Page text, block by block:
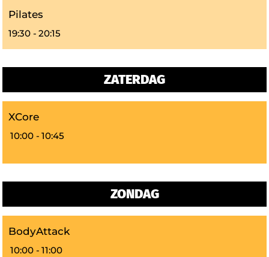
Pilates
19:30 - 20:15
ZATERDAG
XCore
10:00 - 10:45
ZONDAG
BodyAttack
10:00 - 11:00